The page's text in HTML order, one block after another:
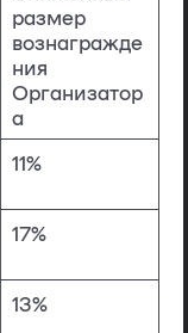
размер
вознагражде
ния
Организатор
а
11%
17%
13%